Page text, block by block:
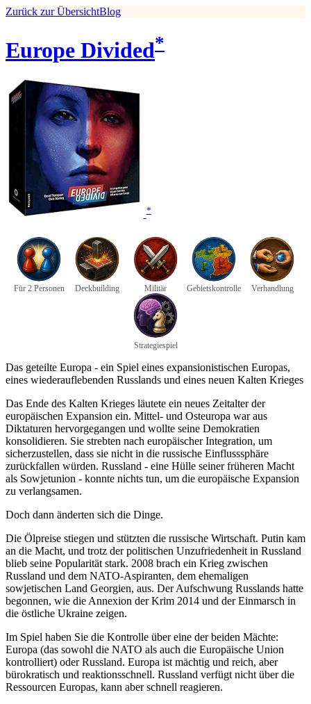
Zurück zur ÜbersichtBlog
Europe Divided*
*
Für 2 Personen Deckbuilding Militär Gebietskontrolle Verhandlung
Strategiespiel
Das geteilte Europa - ein Spiel eines expansionistischen Europas,
eines wiederauflebenden Russlands und eines neuen Kalten Krieges
Das Ende des Kalten Krieges läutete ein neues Zeitalter der
europäischen Expansion ein. Mittel- und Osteuropa war aus
Diktaturen hervorgegangen und wollte seine Demokratien
konsolidieren. Sie strebten nach europäischer Integration, um
sicherzustellen, dass sie nicht in die russische Einflusssphäre
zurückfallen würden. Russland - eine Hülle seiner früheren Macht
als Sowjetunion - konnte nichts tun, um die europäische Expansion
zu verlangsamen.
Doch dann änderten sich die Dinge.
Die Ölpreise stiegen und stützten die russische Wirtschaft. Putin kam
an die Macht, und trotz der politischen Unzufriedenheit in Russland
blieb seine Popularität stark. 2008 brach ein Krieg zwischen
Russland und dem NATO-Aspiranten, dem ehemaligen
sowjetischen Land Georgien, aus. Der Aufschwung Russlands hatte
begonnen, wie die Annexion der Krim 2014 und der Einmarsch in
die östliche Ukraine zeigen.
Im Spiel haben Sie die Kontrolle über eine der beiden Mächte:
Europa (das sowohl die NATO als auch die Europäische Union
kontrolliert) oder Russland. Europa ist mächtig und reich, aber
bürokratisch und reaktionsschnell. Russland verfügt nicht über die
Ressourcen Europas, kann aber schnell reagieren.